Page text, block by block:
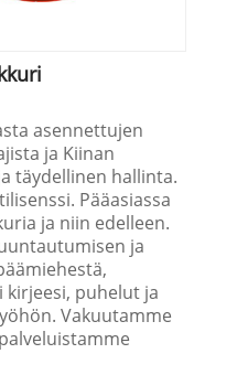
asennettujen
ja Kiinan
täydellinen hallinta.
Pääasiassa
ja niin edelleen.
ja
puhelut ja
Vakuutamme